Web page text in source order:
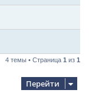
4 темы • Страница 1 из 1
Перейти